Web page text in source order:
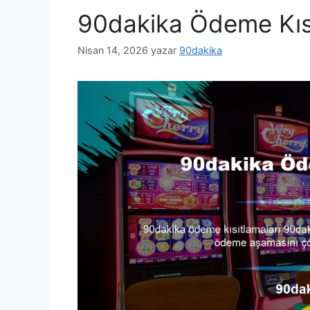
90dakika Ödeme
Nisan 14, 2026 yazar 90dakika